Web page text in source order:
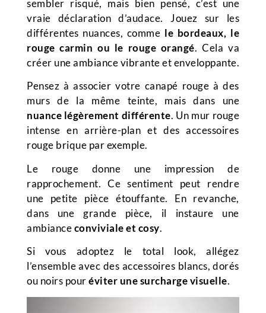
sembler risqué, mais bien pensé, c’est une
vraie déclaration d’audace. Jouez sur les
différentes nuances, comme le bordeaux, le
rouge carmin ou le rouge orangé. Cela va
créer une ambiance vibrante et enveloppante.
Pensez à associer votre canapé rouge à des
murs de la même teinte, mais dans une
nuance légèrement différente. Un mur rouge
intense en arrière-plan et des accessoires
rouge brique par exemple.
Le rouge donne une impression de
rapprochement. Ce sentiment peut rendre
une petite pièce étouffante. En revanche,
dans une grande pièce, il instaure une
ambianceconviviale et cosy.
Si vous adoptez le total look, allégez
l’ensemble avec des accessoires blancs, dorés
ou noirs pouréviter une surcharge visuelle.